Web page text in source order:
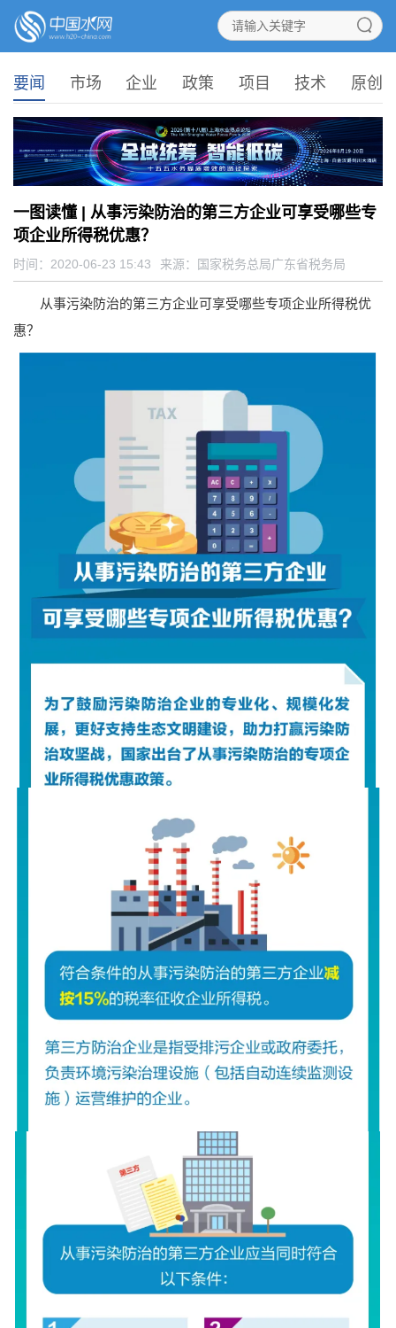
要闻 市场 企业 政策 项目 技术 原创
一图读懂 | 从事污染防治的第三方企业可享受哪些专
项企业所得税优惠？
时间：2020-06-23 15:43 来源： 国家税务总局广东省税务局
从事污染防治的第三方企业可享受哪些专项企业所得税优
惠？